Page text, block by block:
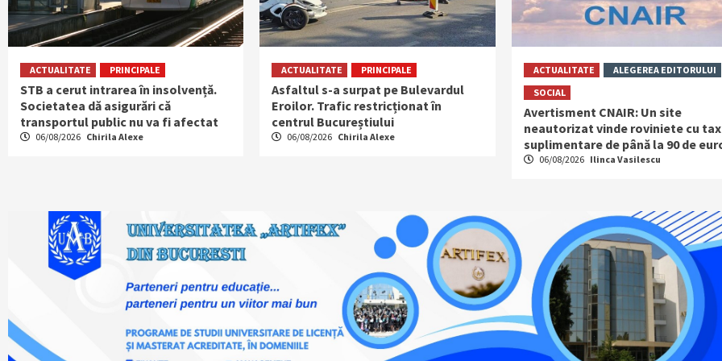
ACTUALITATE PRINCIPALE
STB a cerut intrarea în insolvență.
Societatea dă asigurări că
transportul public nu va fi afectat
06/08/2026 Chirila Alexe
ACTUALITATE PRINCIPALE
Asfaltul s-a surpat pe Bulevardul
Eroilor. Trafic restricționat în
centrul Bucureștiului
06/08/2026 Chirila Alexe
ACTUALITATE
ALEGEREA EDITORULUI
SOCIAL
Avertisment CNAIR: Un site
neautorizat vinde roviniete cu
suplimentare de până la 90 de
06/08/2026 Ilinca Vasilescu